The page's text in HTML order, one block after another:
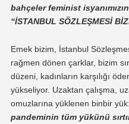
bahçeler feminist
“İSTANBUL SÖZLEŞMESİ
Emek bizim, İstanbul
rağmen dönen çarklar, bizim
düzeni, kadınların karşılığı
yükseliyor. Uzaktan çalışma,
omuzlarına yüklenen binbir
pandeminin tüm yükünü